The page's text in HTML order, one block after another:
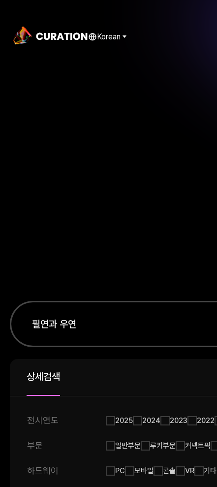
Korean
상세검색
전시연도 2025 2024 2023 2022
부문 일반부문 루키부문 커넥트픽
하드웨어 PC 모바일 콘솔 VR 기타